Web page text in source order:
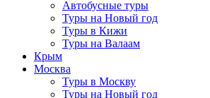
Автобусные туры
Туры на Новый год
Туры в Кижи
Туры на Валаам
Крым
Москва
Туры в Москву
Туры на Новый год